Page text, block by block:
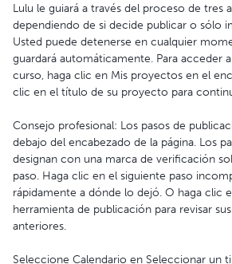
Lulu le guiará a través del proceso de tres
dependiendo de si decide publicar o sólo
Usted puede detenerse en cualquier
guardará automáticamente. Para acceder
curso, haga clic en Mis proyectos en el
clic en el título de su proyecto para
Consejo profesional: Los pasos de
debajo del encabezado de la página. Los
designan con una marca de verificación
paso. Haga clic en el siguiente paso
rápidamente a dónde lo dejó. O haga clic
herramienta de publicación para revisar
anteriores.
Seleccione Calendario en Seleccionar un